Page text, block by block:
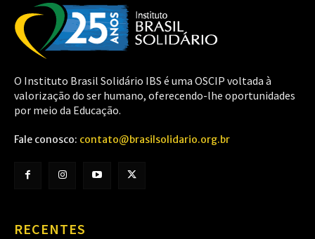
O Instituto Brasil Solidário IBS é uma OSCIP voltada à
valorização do ser humano, oferecendo-lhe oportunidades
por meio da Educação.
Fale conosco: contato@brasilsolidario.org.br
RECENTES